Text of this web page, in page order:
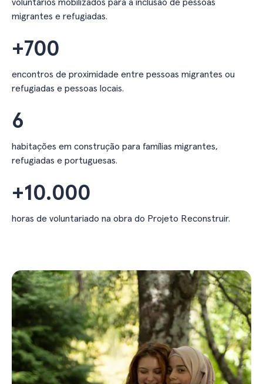
voluntários mobilizados para a inclusão de pessoas
migrantes e refugiadas.
+700
encontros de proximidade entre pessoas migrantes ou
refugiadas e pessoas locais.
6
habitações em construção para famílias migrantes,
refugiadas e portuguesas.
+10.000
horas de voluntariado na obra do Projeto Reconstruir.